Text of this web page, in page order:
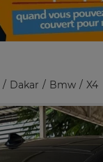
Dakar Bmw X4